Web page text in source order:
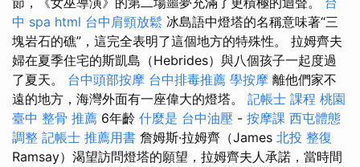
中 spa html 台中肩頸放鬆 冰島語中燈塔的名稱意味著“三
塊岩石的礁”，這完全表明了這個地方的特殊性。 拉姆齊夫
婦在夏季住宅的斯凱島（Hebrides）與八個孩子一起度過
了夏天。 台中頭部按摩 台中排毒推薦 學按摩 離他們家不
遠的地方，海灣外面有一座偉大的燈塔。 記帳士 課程 桃園
臺中 整骨 推薦 6年齡 什麼是 台中油壓 - 按摩課 西屯體態
調整 記帳士 推薦用書 詹姆斯·拉姆齊（James 北投 整復
Ramsay）渴望訪問燈塔的願望，拉姆齊夫人承諾，當時間